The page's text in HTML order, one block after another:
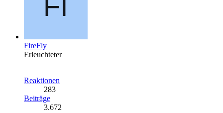
FireFly
Erleuchteter
Reaktionen
283
Beiträge
3.672